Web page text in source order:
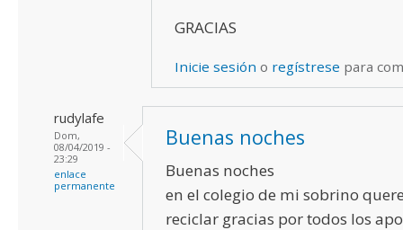
GRACIAS
Inicie sesión o regístrese para
rudylafe
Dom,
08/04/2019 -
23:29
enlace
permanente
Buenas noches
Buenas noches
en el colegio de mi sobrino
reciclar gracias por todos los